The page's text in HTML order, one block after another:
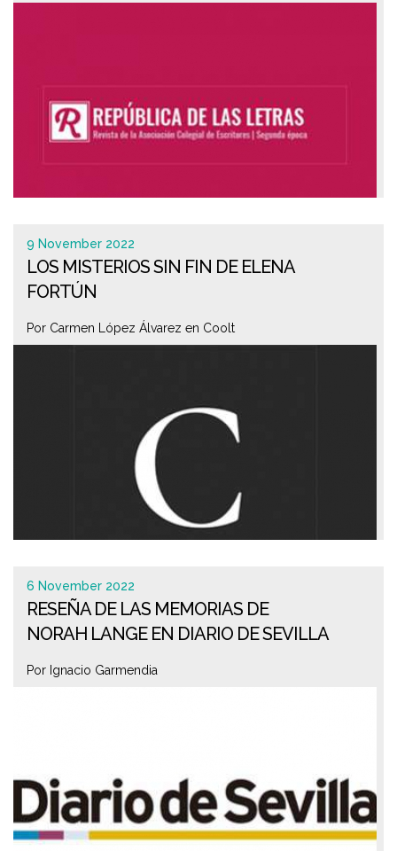
9 November 2022
LOS MISTERIOS SIN FIN DE ELENA
FORTÚN
Por Carmen López Álvarez en Coolt
6 November 2022
RESEÑA DE LAS MEMORIAS DE
NORAH LANGE EN DIARIO DE SEVILLA
Por Ignacio Garmendia